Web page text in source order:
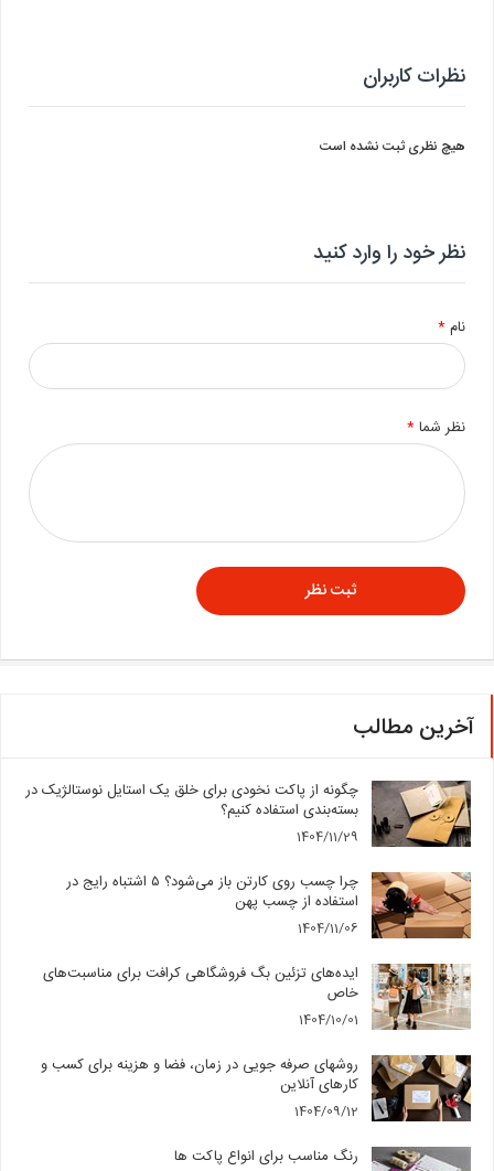
نظرات کاربران
هیچ نظری ثبت نشده است
نظر خود را وارد کنید
نام*
نظر شما*
آخرین مطالب
چگونه از پاکت نخودی برای خلق یک استایل نوستالژیک در
بسته‌بندی استفاده کنیم؟
1404/11/29
چرا چسب روی کارتن باز می‌شود؟ ۵ اشتباه رایج در
استفاده از چسب پهن
1404/11/06
ایده‌های تزئین بگ فروشگاهی کرافت برای مناسبت‌های
خاص
1404/10/01
روشهای صرفه جویی در زمان، فضا و هزینه برای کسب و
کارهای آنلاین
1404/09/12
رنگ مناسب برای انواع پاکت ها